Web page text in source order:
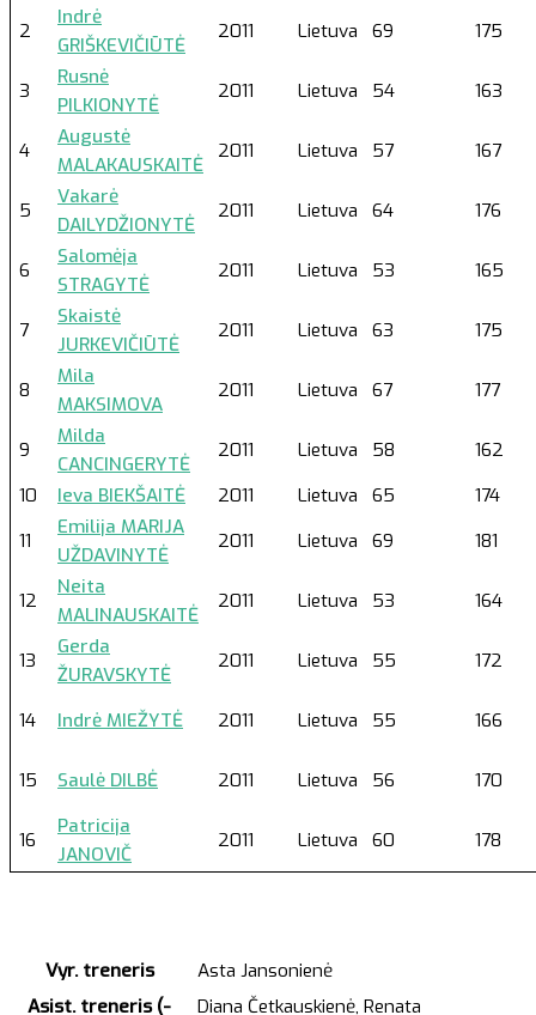
2
Indrė
GRIŠKEVIČIŪTĖ
2011 Lietuva 69 175
3
Rusnė
PILKIONYTĖ
2011 Lietuva 54 163
4
Augustė
MALAKAUSKAITĖ
2011 Lietuva 57 167
5
Vakarė
DAILYDŽIONYTĖ
2011 Lietuva 64 176
6
Salomėja
STRAGYTĖ
2011 Lietuva 53 165
7
Skaistė
JURKEVIČIŪTĖ
2011 Lietuva 63 175
8
Mila
MAKSIMOVA
2011 Lietuva 67 177
9
Milda
CANCINGERYTĖ
2011 Lietuva 58
162
10
Ieva BIEKŠAITĖ 2011 Lietuva 65
174
11
Emilija MARIJA
UŽDAVINYTĖ
2011 Lietuva 69 181
12
Neita
MALINAUSKAITĖ
2011 Lietuva 53 164
13
Gerda
ŽURAVSKYTĖ
2011 Lietuva 55 172
14 Indrė MIEŽYTĖ 2011 Lietuva 55 166
15 Saulė DILBĖ 2011 Lietuva 56 170
16
Patricija
JANOVIČ
2011 Lietuva 60 178
Vyr. treneris
Asta Jansonienė
Asist. treneris (-
Diana Četkauskienė, Renata